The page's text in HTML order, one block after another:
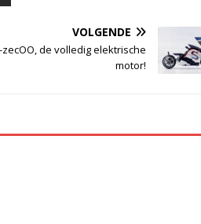
VOLGENDE
zecOO, de volledig elektrische
motor!